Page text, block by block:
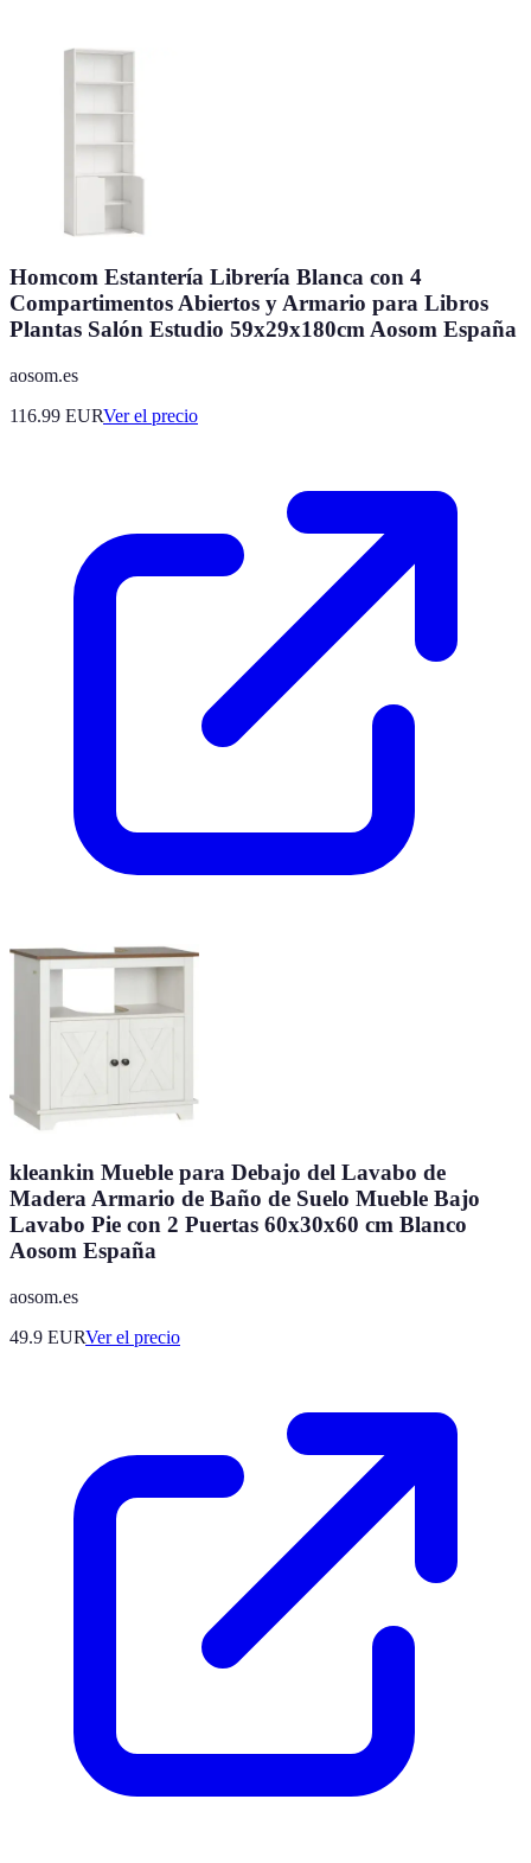
Homcom Estantería Librería Blanca con 4
Compartimentos Abiertos y Armario para Libros
Plantas Salón Estudio 59x29x180cm Aosom España
aosom.es
116.99 EURVer el precio
kleankin Mueble para Debajo del Lavabo de
Madera Armario de Baño de Suelo Mueble Bajo
Lavabo Pie con 2 Puertas 60x30x60 cm Blanco
Aosom España
aosom.es
49.9 EURVer el precio